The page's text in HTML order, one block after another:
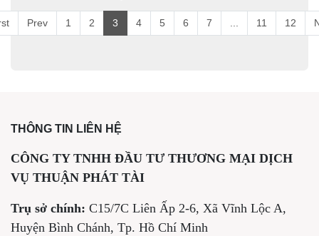
Prev 1 2 3 4 5 6 7 11 12
THÔNG TIN LIÊN HỆ
CÔNG TY TNHH ĐẦU TƯ THƯƠNG MẠI DỊCH
VỤ THUẬN PHÁT TÀI
Trụ sở chính: C15/7C Liên Ấp 2-6, Xã Vĩnh Lộc A,
Huyện Bình Chánh, Tp. Hồ Chí Minh